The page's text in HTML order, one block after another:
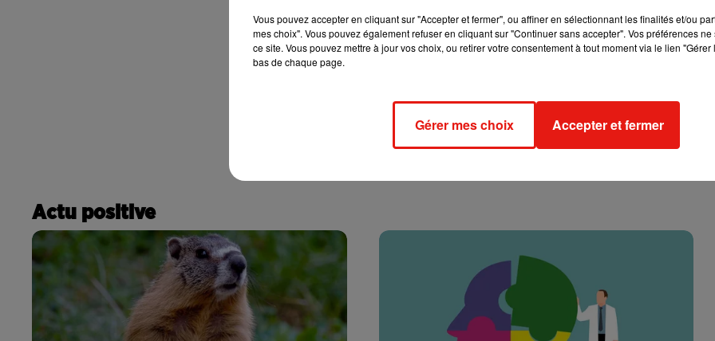
Actu positive
Vous pouvez accepter en cliquant sur "Accepter et fermer", ou affiner en sélectionnant les finalités et/ou
mes choix". Vous pouvez également refuser en cliquant sur "Continuer sans accepter". Vos préférences
ce site. Vous pouvez mettre à jour vos choix, ou retirer votre consentement à tout moment via le lien
bas de chaque page.
Gérer mes choix Accepter et fermer